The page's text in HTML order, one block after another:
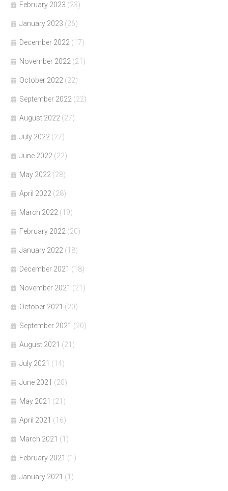
February 2023 (23)
January 2023 (26)
December 2022 (17)
November 2022 (21)
October 2022 (22)
September 2022 (22)
August 2022 (27)
July 2022 (27)
June 2022 (22)
May 2022 (28)
April 2022 (28)
March 2022 (19)
February 2022 (20)
January 2022 (18)
December 2021 (18)
November 2021 (21)
October 2021 (20)
September 2021 (20)
August 2021 (21)
July 2021 (14)
June 2021 (20)
May 2021 (21)
April 2021 (16)
March 2021 (1)
February 2021 (1)
January 2021 (1)